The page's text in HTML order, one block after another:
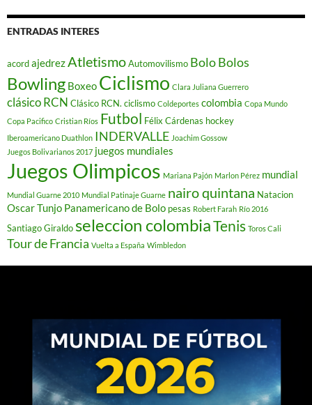
ENTRADAS INTERES
acordajedrez AtletismoAutomovilismo BoloBolos
Bowling Boxeo Ciclismo Clara Juliana Guerrero
clásico RCN Clásico RCN. ciclismo Coldeportes colombia Copa Mundo
Copa Pacifico Cristian Ríos Futbol Félix Cárdenas hockey
Iberoamericano Duathlon INDERVALLE Joachim Gossow
Juegos Bolivarianos 2017 juegos mundiales
Juegos Olimpicos Mariana Pajón Marlon Pérez mundial
Mundial Guarne 2010 Mundial Patinaje Guarne nairo quintana Natacion
Oscar Tunjo Panamericano de Bolo pesas Robert Farah Río 2016
Santiago Giraldo seleccion colombiaTenis Toros Cali
Tour de Francia Vuelta a España Wimbledon